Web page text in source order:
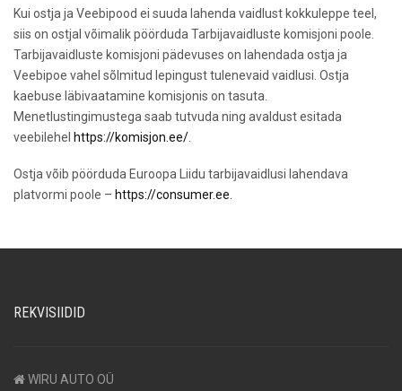
Kui ostja ja Veebipood ei suuda lahenda vaidlust kokkuleppe teel,
siis on ostjal võimalik pöörduda Tarbijavaidluste komisjoni poole.
Tarbijavaidluste komisjoni pädevuses on lahendada ostja ja
Veebipoe vahel sõlmitud lepingust tulenevaid vaidlusi. Ostja
kaebuse läbivaatamine komisjonis on tasuta.
Menetlustingimustega saab tutvuda ning avaldust esitada
veebilehel https://komisjon.ee/
Ostja võib pöörduda Euroopa Liidu tarbijavaidlusi lahendava
platvormi poole – https://consumer.ee
REKVISIIDID
WIRU AUTO OÜ